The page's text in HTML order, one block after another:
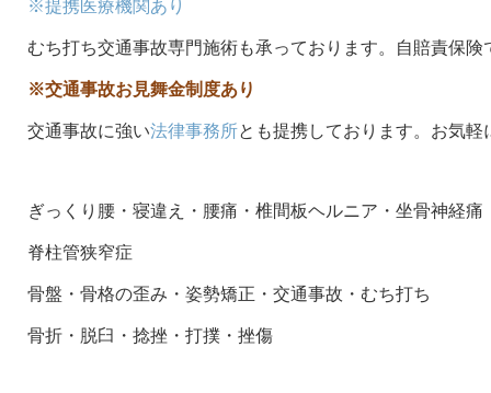
※提携医療機関あり
むち打ち交通事故専門施術も承っております。自賠責保険
※交通事故お見舞金制度あり
交通事故に強い法律事務所とも提携しております。お気軽
ぎっくり腰・寝違え・腰痛・椎間板ヘルニア・坐骨神経痛
脊柱管狭窄症
骨盤・骨格の歪み・姿勢矯正・交通事故・むち打ち
骨折・脱臼・捻挫・打撲・挫傷